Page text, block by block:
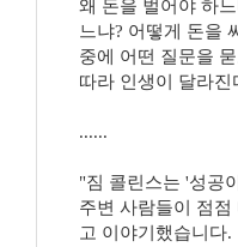
왜 돈을 벌어야 하
느냐? 어떻게 돈을
중에 어떤 질문을
따라 인생이 달라진
......
"짐 콜린스는 '성공
주변 사람들이 점
고 이야기했습니다.